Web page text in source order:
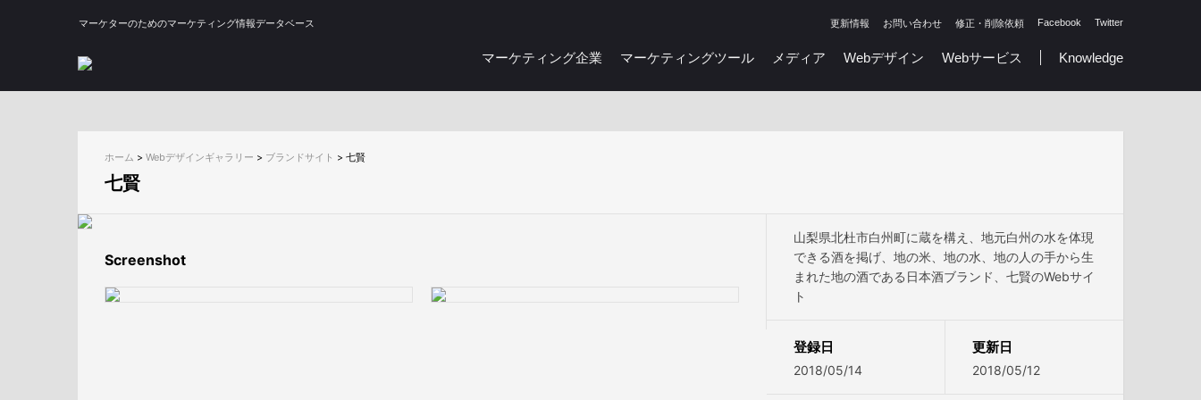
マーケターのためのマーケティング情報データベース Twitter
Facebook
修正・削除依頼
お問い合わせ
更新情報
Knowledge
Webサービス
Webデザイン
メディア
マーケティングツール
マーケティング企業
ホーム > Webデザインギャラリー > ブランドサイト > 七賢
七賢
Screenshot
山梨県北杜市白州町に蔵を構え、地元白州の水を体現
できる酒を掲げ、地の米、地の水、地の人の手から生
まれた地の酒である日本酒ブランド、七賢のWebサイ
ト
登録日
2018/05/14
更新日
2018/05/12